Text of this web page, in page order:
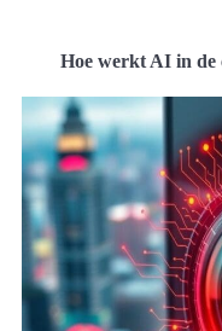
Hoe werkt AI in de